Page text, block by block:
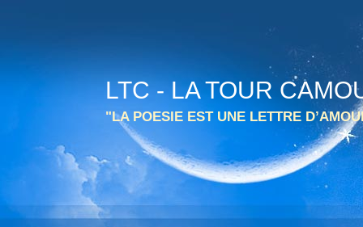
LTC - LA TOUR
"LA POESIE EST UNE LETTRE